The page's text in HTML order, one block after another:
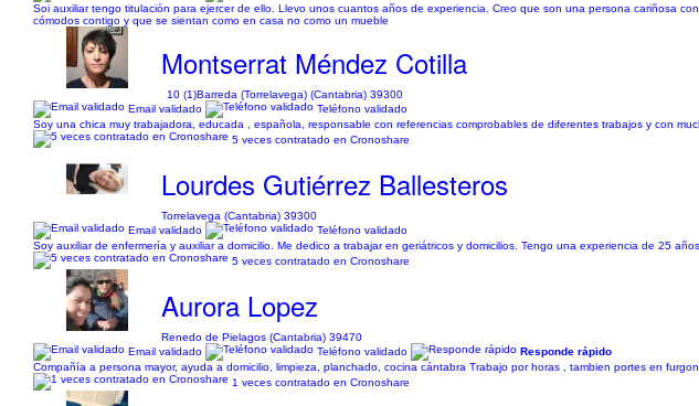
Soi auxiliar tengo titulación para ejercer de ello. Llevo unos cuantos años de experiencia. Creo que son una persona cariñosa
cómodos contigo y que se sientan como en casa no como un mueble
Montserrat Méndez Cotilla
10 (1)Barreda (Torrelavega) (Cantabria) 39300
Email validado
Teléfono validado
Soy una chica muy trabajadora, educada , española, responsable con referencias comprobables de diferentes trabajos y con
5 veces contratado en Cronoshare
Lourdes Gutiérrez Ballesteros
Torrelavega (Cantabria) 39300
Email validado
Teléfono validado
Soy auxiliar de enfermería y auxiliar a domicilio. Me dedico a trabajar en geriátricos y domicilios. Tengo una experiencia de 25
5 veces contratado en Cronoshare
Aurora Lopez
Renedo de Pielagos (Cantabria) 39470
Email validado
Teléfono validado
Responde rápido
Compañía a persona mayor, ayuda a domicilio, limpieza, planchado, cocina cántabra Trabajo por horas , tambien portes en
1 veces contratado en Cronoshare